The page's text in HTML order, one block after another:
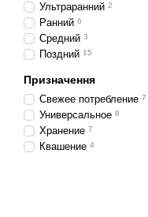
Ультраранний 2
Ранний 6
Средний 3
Поздний 15
Призначення
Свежее потребление 7
Универсальное 8
Хранение 7
Квашение 4